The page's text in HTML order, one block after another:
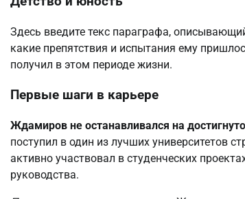
Здесь введите текс параграфа,
какие препятствия и испытания ему
получил в этом периоде жизни.
Первые шаги в карьере
Ждамиров не останавливался на
поступил в один из лучших университетов
активно участвовал в студенческих
руководства.